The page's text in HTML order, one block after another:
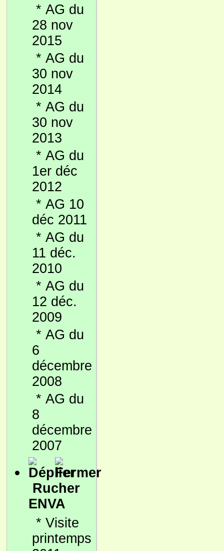
* AG du
28 nov
2015
* AG du
30 nov
2014
* AG du
30 nov
2013
* AG du
1er déc
2012
* AG 10
déc 2011
* AG du
11 déc.
2010
* AG du
12 déc.
2009
* AG du
6
décembre
2008
* AG du
8
décembre
2007
Rucher
ENVA
* Visite
printemps